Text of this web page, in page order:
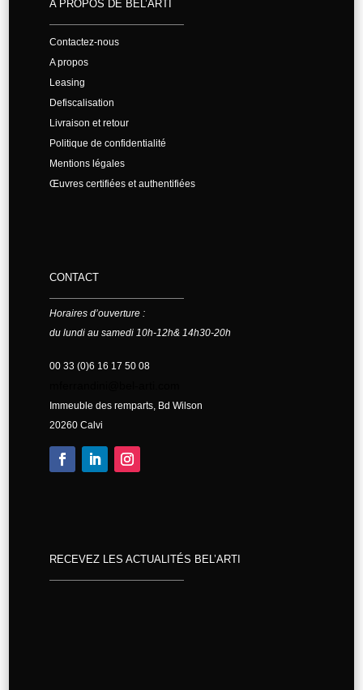
A PROPOS DE BEL’ARTI
Contactez-nous
A propos
Leasing
Defiscalisation
Livraison et retour
Politique de confidentialité
Mentions légales
Œuvres certifiées et authentifiées
CONTACT
Horaires d’ouverture :
du lundi au samedi 10h-12h& 14h30-20h
00 33 (0)6 16 17 50 08
Immeuble des remparts, Bd Wilson
20260 Calvi
RECEVEZ LES ACTUALITÉS BEL’ARTI